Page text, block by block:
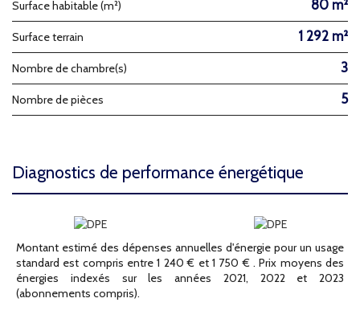
Surface habitable (m²) 80 m²
surface terrain 1 292 m²
Nombre de chambre(s) 3
Nombre de pièces 5
diagnostics de performance énergétique
Montant estimé des dépenses annuelles d'énergie pour un usage
standard est compris entre 1 240 € et 1 750 € . Prix moyens des
énergies indexés sur les années 2021, 2022 et 2023
(abonnements compris).